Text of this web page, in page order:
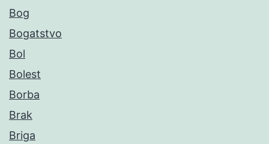
Bog
Bogatstvo
Bol
Bolest
Borba
Brak
Briga